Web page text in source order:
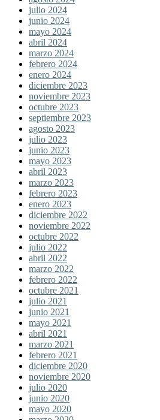
julio 2024
junio 2024
mayo 2024
abril 2024
marzo 2024
febrero 2024
enero 2024
diciembre 2023
noviembre 2023
octubre 2023
septiembre 2023
agosto 2023
julio 2023
junio 2023
mayo 2023
abril 2023
marzo 2023
febrero 2023
enero 2023
diciembre 2022
noviembre 2022
octubre 2022
julio 2022
abril 2022
marzo 2022
febrero 2022
octubre 2021
julio 2021
junio 2021
mayo 2021
abril 2021
marzo 2021
febrero 2021
diciembre 2020
noviembre 2020
julio 2020
junio 2020
mayo 2020